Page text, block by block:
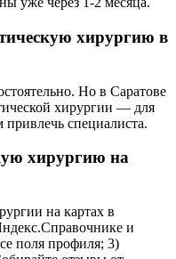
хирургию в
Но в Саратове
хирургии — для
привлечь специалиста.
хирургию на
на картах в
и
поля профиля; 3)